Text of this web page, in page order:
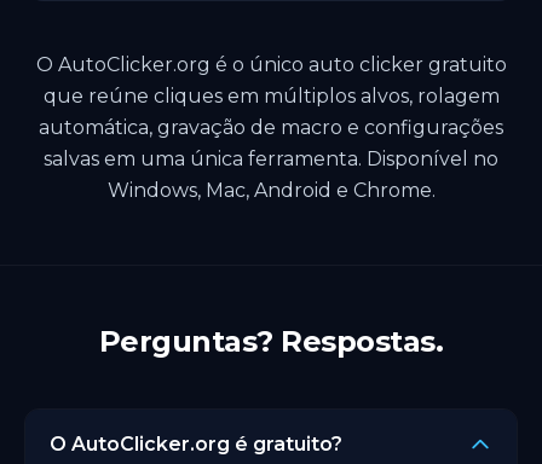
O AutoClicker.org é o único auto clicker gratuito
que reúne cliques em múltiplos alvos, rolagem
automática, gravação de macro e configurações
salvas em uma única ferramenta. Disponível no
Windows, Mac, Android e Chrome.
Perguntas? Respostas.
O AutoClicker.org é gratuito?